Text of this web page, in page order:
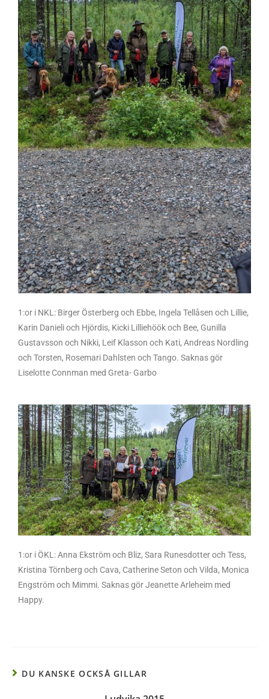
1:or i NKL: Birger Österberg och Ebbe, Ingela Tellåsen och Lillie,
Karin Danieli och Hjördis, Kicki Lilliehöök och Bee, Gunilla
Gustavsson och Nikki, Leif Klasson och Kati, Andreas Nordling
och Torsten, Rosemari Dahlsten och Tango. Saknas gör
Liselotte Connman med Greta- Garbo
1:or i ÖKL: Anna Ekström och Bliz, Sara Runesdotter och Tess,
Kristina Törnberg och Cava, Catherine Seton och Vilda, Monica
Engström och Mimmi. Saknas gör Jeanette Arleheim med
Happy.
DU KANSKE OCKSÅ GILLAR